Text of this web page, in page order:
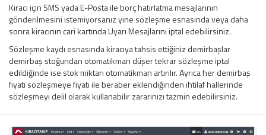
Kiracı için SMS yada E-Posta ile borç hatırlatma mesajlarının
gönderilmesini istemiyorsanız yine sözleşme esnasında veya daha
sonra kiracının cari kartında Uyarı Mesajlarını iptal edebilirsiniz.
Sözleşme kaydı esnasında kiracıya tahsis ettiğiniz demirbaşlar
demirbaş stoğundan otomatikman düşer tekrar sözleşme iptal
edildiğinde ise stok miktarı otomatikman artırılır. Ayrıca her demirbaş
fiyatı sözleşmeye fiyatı ile beraber eklendiğinden ihtilaf hallerinde
sözleşmeyi delil olarak kullanabilir zararınızı tazmin edebilirsiniz.